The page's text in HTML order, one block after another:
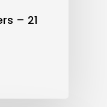
– 21